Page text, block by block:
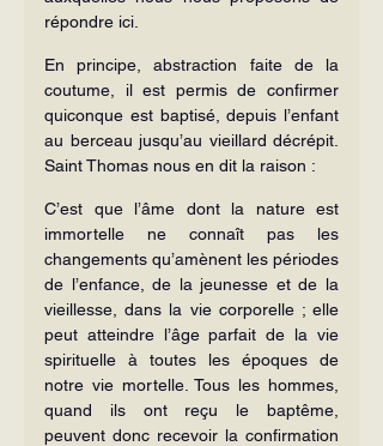
répondre ici.
En principe, abstraction faite de la
coutume, il est permis de confirmer
quiconque est baptisé, depuis l’enfant
au berceau jusqu’au vieillard décrépit.
Saint Thomas nous en dit la raison :
C’est que l’âme dont la nature est
immortelle ne connaît pas les
changements qu’amènent les périodes
de l’enfance, de la jeunesse et de la
vieillesse, dans la vie corporelle ; elle
peut atteindre l’âge parfait de la vie
spirituelle à toutes les époques de
notre vie mortelle. Tous les hommes,
quand ils ont reçu le baptême,
peuvent donc recevoir la confirmation